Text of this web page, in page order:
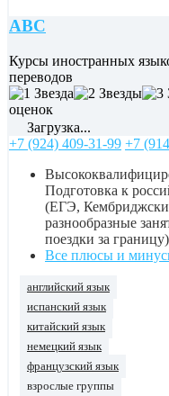
ABC
Курсы иностранных
переводов
оценок
Загрузка...
+7 (924) 409-31-99 +7
Подготовка к
(ЕГЭ,
разнообразные
поездки за границу)
Все плюсы и
английский язык
испанский язык
китайский язык
немецкий язык
французский язык
взрослые группы